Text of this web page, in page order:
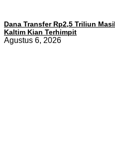
Dana Transfer Rp2,5 Triliun
Kaltim Kian Terhimpit
Agustus 6, 2026